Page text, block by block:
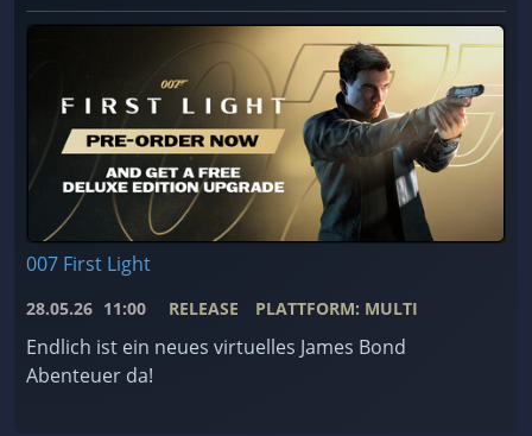
007 First Light
28.05.26 11:00 RELEASE PLATTFORM: MULTI
Endlich ist ein neues virtuelles James Bond
Abenteuer da!